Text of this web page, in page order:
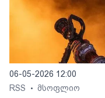
06-05-2026 12:00
RSS
• მსოფლიო